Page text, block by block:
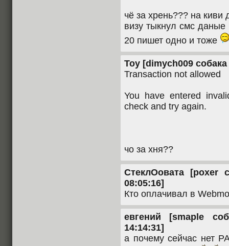
чё за хрень??? на киви
визу тыкнул смс
20 пишет одно и тоже
Toy [dimych009
Transaction not allowed
You have entered
check and try again.
чо за хня??
CтеклОовата [poxer
08:05:16]
Кто оплачивал в
евгений [smaple
14:14:31]
а почему сейчас нет